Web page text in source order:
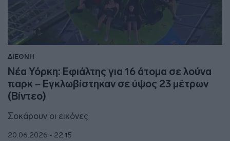
ΔΙΕΘΝΗ
Νέα Υόρκη: Εφιάλτης για 16 άτομα σε λούνα
παρκ – Εγκλωβίστηκαν σε ύψος 23 μέτρων
(Βίντεο)
Σοκάρουν οι εικόνες
20.06.2026 - 22:15